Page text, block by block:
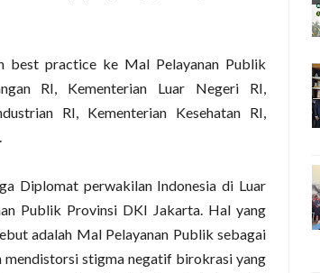
best practice ke Mal Pelayanan Publik
RI, Kementerian Luar Negeri RI,
RI, Kementerian Kesehatan RI,
Diplomat perwakilan Indonesia di Luar
Publik Provinsi DKI Jakarta. Hal yang
adalah Mal Pelayanan Publik sebagai
mendistorsi stigma negatif birokrasi yang